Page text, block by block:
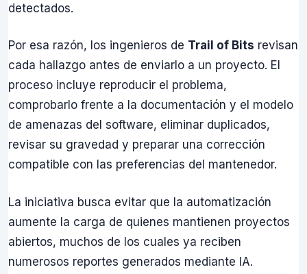
detectados.
Por esa razón, los ingenieros de Trail of Bits revisan
cada hallazgo antes de enviarlo a un proyecto. El
proceso incluye reproducir el problema,
comprobarlo frente a la documentación y el modelo
de amenazas del software, eliminar duplicados,
revisar su gravedad y preparar una corrección
compatible con las preferencias del mantenedor.
La iniciativa busca evitar que la automatización
aumente la carga de quienes mantienen proyectos
abiertos, muchos de los cuales ya reciben
numerosos reportes generados mediante IA.